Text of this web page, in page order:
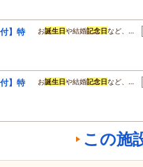
】特
お誕生日や結婚記念日など、…
】特
お誕生日や結婚記念日など、…
この施